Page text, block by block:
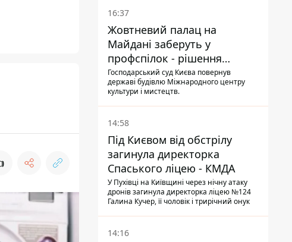
прибув налагодити комунікацію
16:37
Жовтневий палац на
Майдані заберуть у
профспілок - рішення
Господарського суду
Господарський суд Києва повернув
державі будівлю Міжнародного центру
культури і мистецтв.
14:58
Під Києвом від обстрілу
загинула директорка
Спаського ліцею - КМДА
У Пухівці на Київщині через нічну атаку
дронів загинула директорка ліцею №124
Галина Кучер, її чоловік і трирічний онук
14:16